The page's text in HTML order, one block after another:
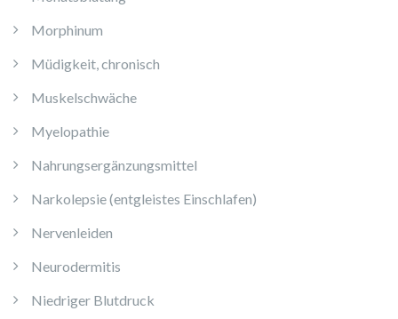
Morphinum
Müdigkeit, chronisch
Muskelschwäche
Myelopathie
Nahrungsergänzungsmittel
Narkolepsie (entgleistes Einschlafen)
Nervenleiden
Neurodermitis
Niedriger Blutdruck